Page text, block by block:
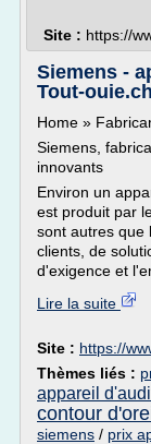
Site : https://
Siemens -
Tout-ouie.ch
Home »
Siemens,
innovants
Environ un
est produit par
sont autres que
clients, de
d'exigence et
Lire la suite
Site : https://
Thèmes liés :
appareil
contour
siemens / prix